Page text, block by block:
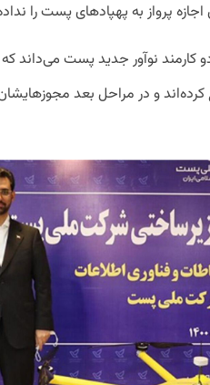
پرواز به پهپادهای پست را
کارمند نوآور جدید پست می‌داند
و در مراحل بعد